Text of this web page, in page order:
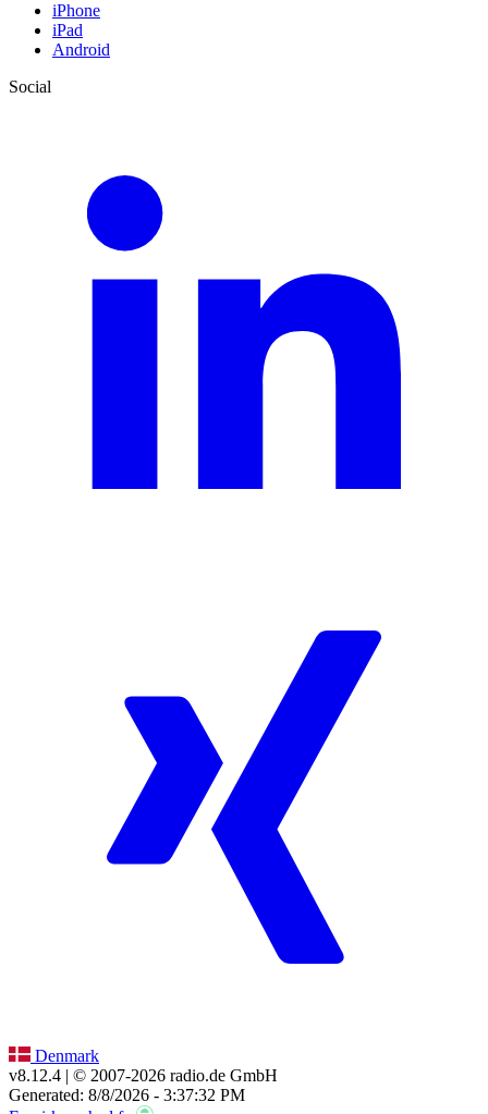
iPhone
iPad
Android
Social
Denmark
v8.12.4 | © 2007-2026 radio.de GmbH
Generated: 8/8/2026 - 3:37:32 PM